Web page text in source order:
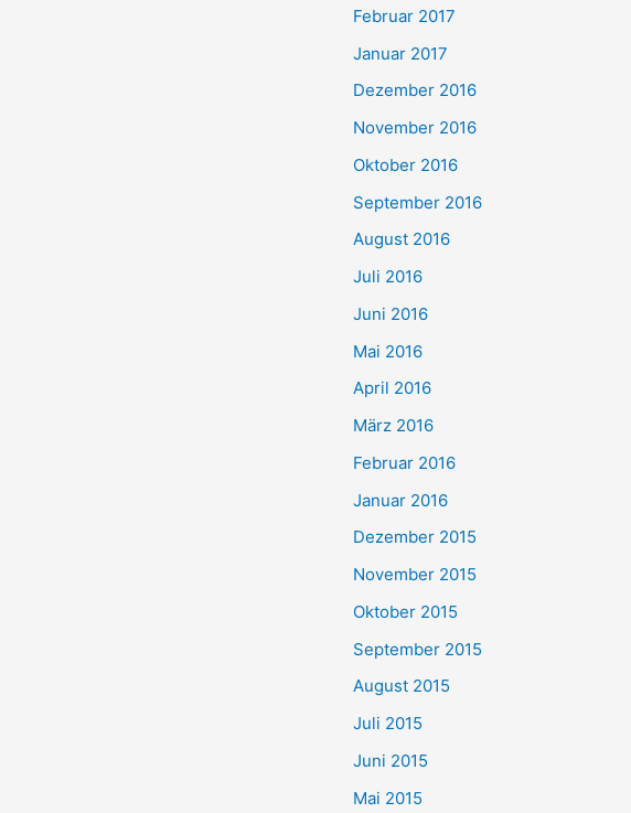
Februar 2017
Januar 2017
Dezember 2016
November 2016
Oktober 2016
September 2016
August 2016
Juli 2016
Juni 2016
Mai 2016
April 2016
März 2016
Februar 2016
Januar 2016
Dezember 2015
November 2015
Oktober 2015
September 2015
August 2015
Juli 2015
Juni 2015
Mai 2015